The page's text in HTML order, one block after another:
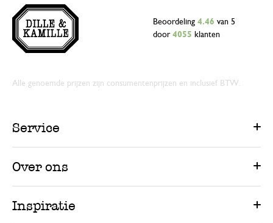
Beoordeling 4.46 van 5
door 4055 klanten
Alle genoemde prijzen zijn consumentenprijzen en inclusief BTW.
Service
Over ons
Inspiratie